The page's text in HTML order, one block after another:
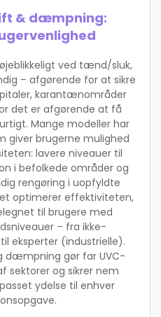
& dæmpning:
ved tænd/sluk,
– afgørende for at sikre
karantænområder
det er afgørende at få
Mange modeller har
giver brugerne mulighed
lavere niveauer til
i befolkede områder og
rengøring i uopfyldte
optimerer effektiviteten,
til brugere med
– fra ikke-
eksperter (industrielle).
dæmpning gør far UVC-
sektorer og sikrer nem
ydelse til enhver